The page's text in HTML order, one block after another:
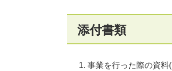
添付書類
事業を行った際の資